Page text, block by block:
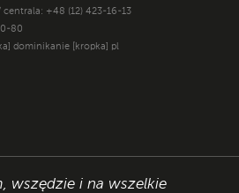
+48 (12) 423-16-13
80
dominikanie [kropka] pl
wszędzie i na wszelkie